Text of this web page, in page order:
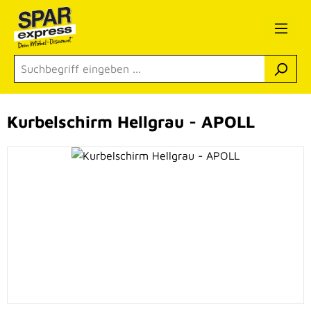
Zum Hauptinhalt springen
Bildergalerie überspringen
Kurbelschirm Hellgrau - APOLL